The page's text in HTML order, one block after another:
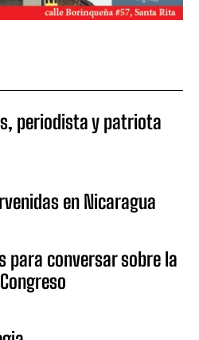
periodista y patriota
en Nicaragua
para conversar sobre la